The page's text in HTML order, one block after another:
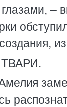
–
ТВАРИ.